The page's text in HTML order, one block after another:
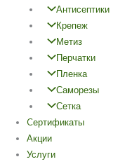
Антисептики
Крепеж
Метиз
Перчатки
Пленка
Саморезы
Сетка
Cертификаты
Акции
Услуги